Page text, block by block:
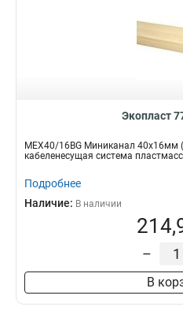
Экопласт
MEX40/16BG Миниканал 40х16мм
кабеленесущая система
Подробнее
Наличие: В наличии
–
В